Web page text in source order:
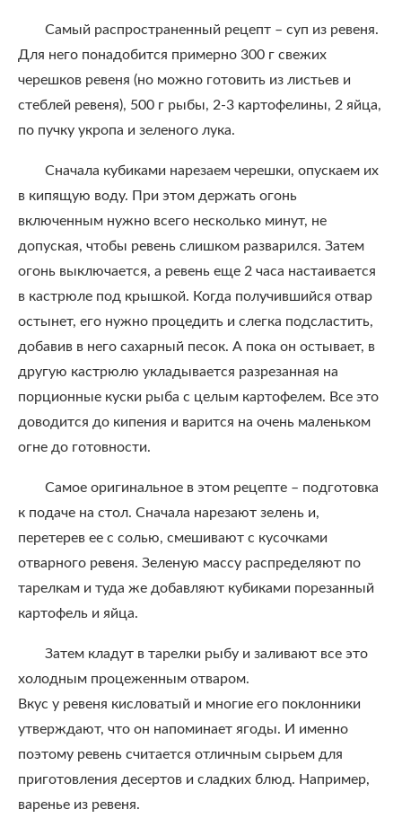
Самый распространенный рецепт – суп из ревеня.
Для него понадобится примерно 300 г свежих
черешков ревеня (но можно готовить из листьев и
стеблей ревеня), 500 г рыбы, 2-3 картофелины, 2 яйца,
по пучку укропа и зеленого лука.
Сначала кубиками нарезаем черешки, опускаем их
в кипящую воду. При этом держать огонь
включенным нужно всего несколько минут, не
допуская, чтобы ревень слишком разварился. Затем
огонь выключается, а ревень еще 2 часа настаивается
в кастрюле под крышкой. Когда получившийся отвар
остынет, его нужно процедить и слегка подсластить,
добавив в него сахарный песок. А пока он остывает, в
другую кастрюлю укладывается разрезанная на
порционные куски рыба с целым картофелем. Все это
доводится до кипения и варится на очень маленьком
огне до готовности.
Самое оригинальное в этом рецепте – подготовка
к подаче на стол. Сначала нарезают зелень и,
перетерев ее с солью, смешивают с кусочками
отварного ревеня. Зеленую массу распределяют по
тарелкам и туда же добавляют кубиками порезанный
картофель и яйца.
Затем кладут в тарелки рыбу и заливают все это
холодным процеженным отваром.
Вкус у ревеня кисловатый и многие его поклонники
утверждают, что он напоминает ягоды. И именно
поэтому ревень считается отличным сырьем для
приготовления десертов и сладких блюд. Например,
варенье из ревеня.